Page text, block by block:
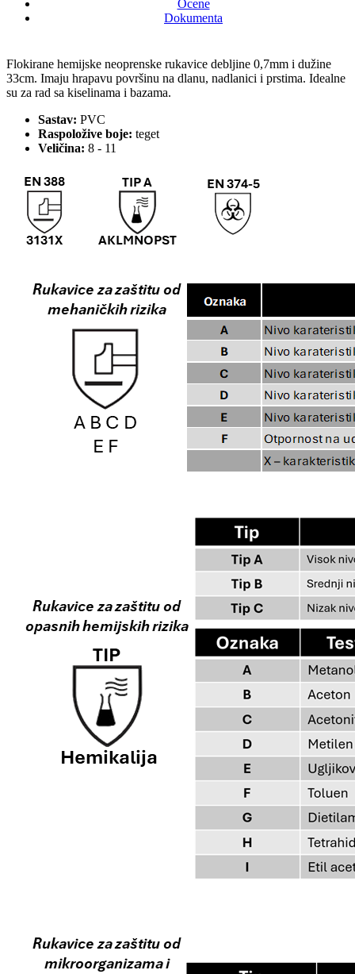
Ocene
Dokumenta
Flokirane hemijske neoprenske rukavice debljine 0,7mm i dužine
33cm. Imaju hrapavu površinu na dlanu, nadlanici i prstima. Idealne
su za rad sa kiselinama i bazama.
Sastav: PVC
Raspoložive boje: teget
Veličina: 8 - 11